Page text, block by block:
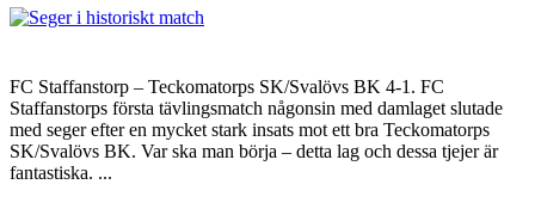
FC Staffanstorp – Teckomatorps SK/Svalövs BK 4-1. FC
Staffanstorps första tävlingsmatch någonsin med damlaget slutade
med seger efter en mycket stark insats mot ett bra Teckomatorps
SK/Svalövs BK. Var ska man börja – detta lag och dessa tjejer är
fantastiska. ...